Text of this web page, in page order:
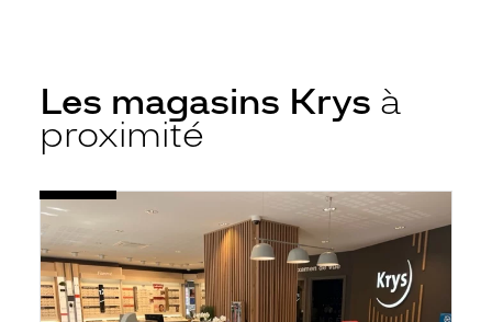
Les magasins Krys à
proximité
Opticien
Anzin
-
Anatole
France
Voir
fiche